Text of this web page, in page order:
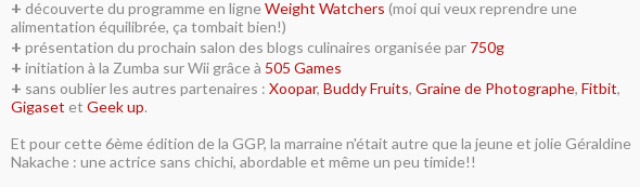
+ découverte du programme en ligneWeight Watchers (moi qui veux reprendre une
alimentation équilibrée, ça tombait bien!)
+ présentation du prochain salon des blogs culinaires organisée par 750g
+ initiation à la Zumba sur Wii grâce à 505 Games
+ sans oublier les autres partenaires : Xoopar, Buddy Fruits, Graine de Photographe, Fitbit,
Gigaset et Geek up.
Et pour cette 6ème édition de la GGP, la marraine n'était autre que la jeune et jolie Géraldine
Nakache : une actrice sans chichi, abordable et même un peu timide!!